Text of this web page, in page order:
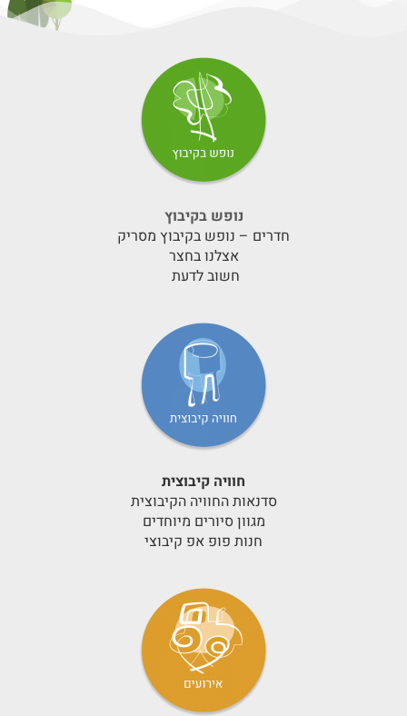
נופש בקיבוץ
חדרים – נופש בקיבוץ מסריק
אצלנו בחצר
חשוב לדעת
חוויה קיבוצית
סדנאות החוויה הקיבוצית
מגוון סיורים מיוחדים
חנות פופ אפ קיבוצי